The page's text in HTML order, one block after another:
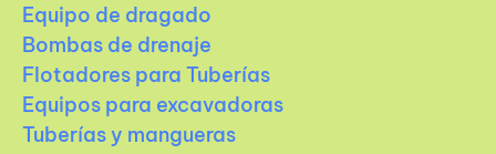
Equipo de dragado
Bombas de drenaje
Flotadores para Tuberías
Equipos para excavadoras
Tuberías y mangueras